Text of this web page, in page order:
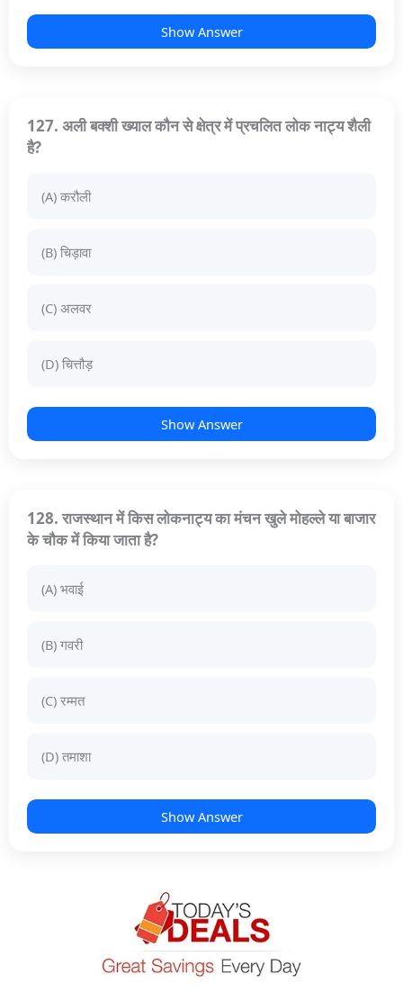
Show Answer
127. अली बक्शी ख्याल कौन से क्षेत्र में प्रचलित लोक नाट्य शैली
है?
(A) करौली
(B) चिड़ावा
(C) अलवर
(D) चित्तौड़
Show Answer
128. राजस्थान में किस लोकनाट्य का मंचन खुले मोहल्ले या बाजार
के चौक में किया जाता है?
(A) भवाई
(B) गवरी
(C) रम्मत
(D) तमाशा
Show Answer